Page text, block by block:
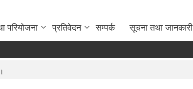
परियोजना प्रतिवेदन सम्पर्क सूचना तथा जानकारी